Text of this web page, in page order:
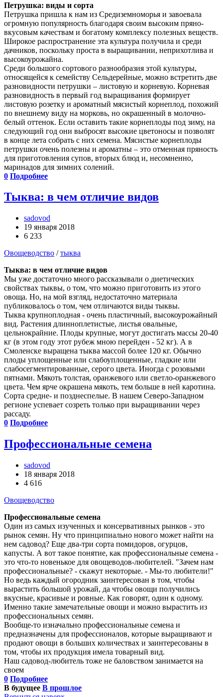
Петрушка: виды и сорта
Петрушка пришла к нам из Средиземноморья и завоевала
огромную популярность благодаря своим высоким пряно-
вкусовым качествам и богатому комплексу полезных веществ.
Широкое распространение эта культура получила и среди
дачников, поскольку проста в выращивании, неприхотлива и
высокоурожайна.
Среди большого сортового разнообразия этой культуры,
относящейся к семейству Сельдерейные, можно встретить две
разновидности петрушки – листовую и корневую. Корневая
разновидность в первый год выращивания формирует
листовую розетку и ароматный мясистый корнеплод, похожий
по внешнему виду на морковь, но окрашенный в молочно-
белый оттенок. Если оставить такие корнеплоды под зиму, на
следующий год они выбросят высокие цветоносы и позволят
в конце лета собрать с них семена. Мясистые корнеплоды
петрушки очень полезны и ароматны – это отменная пряность
для приготовления супов, вторых блюд и, несомненно,
маринадов для зимних солений.
0 Подробнее
Тыква: в чем отличие видов
sadovod
19 января 2018
6 233
Овощеводство /тыква
Тыква: в чем отличие видов
Мы уже достаточно много рассказывали о диетических
свойствах тыквы, о том, что можно приготовить из этого
овоща. Но, на мой взгляд, недостаточно материала
публиковалось о том, чем отличаются виды тыквы.
Тыква крупноплодная - очень пластичный, высокоурожайный
вид. Растения длинноплетистые, листья овальные,
цельнокрайние. Плоды крупные, могут достигать массы 20-40
кг (в этом году этот рубеж мною перейден - 52 кг). А в
Смоленске выращена тыква массой более 120 кг. Обычно
плоды уплощенные или слабоуплощенные, гладкие или
слабосегментированные, серого цвета. Иногда с розовыми
пятнами. Мякоть толстая, оранжевого или светло-оранжевого
цвета. Чем ярче окрашена мякоть, тем больше в ней каротина.
Сорта средне- и позднеспелые. В нашем Северо-Западном
регионе успевает созреть только при выращивании через
рассаду.
0 Подробнее
Профессиональные семена
sadovod
18 января 2018
4 616
Овощеводство
Профессиональные семена
Один из самых изученных и консервативных рынков - это
рынок семян. Ну что принципиально нового может найти на
нем садовод? Еще два-три сорта помидоров, огурцов,
капусты. А вот такое понятие, как профессиональные семена -
это что-то новенькое для овощеводов-любителей. "Зачем нам
профессиональные? - скажут некоторые. - Мы-то любители!"
Но ведь каждый огородник заинтересован в том, чтобы
вырастить большой урожай, да чтобы овощи получились
вкусные, красивые и ровные. Как говорят, один к одному.
Именно такие замечательные овощи и можно вырастить из
профессиональных семян.
Вообще-то изначально профессиональные семена и
предназначены для профессионалов, которые выращивают и
продают овощи в больших количествах и заинтересованы в
том, чтобы их продукция имела товарный вид.
Наш садовод-любитель тоже не баловством занимается на
своем
0 Подробнее
В будущее В прошлое